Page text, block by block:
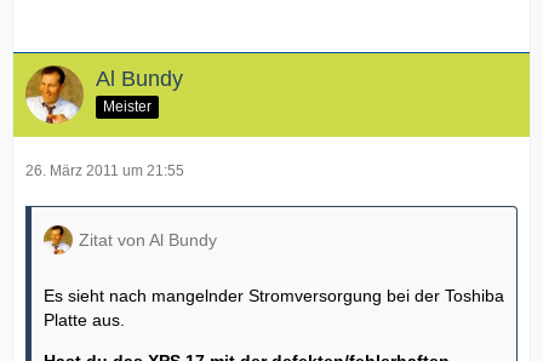
Al Bundy
Meister
26. März 2011 um 21:55
Zitat von Al Bundy
Es sieht nach mangelnder Stromversorgung bei der Toshiba
Platte aus.